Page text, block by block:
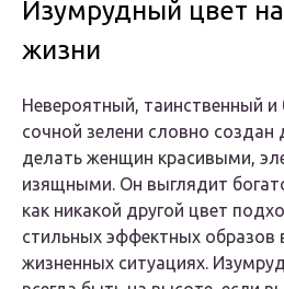
Изумрудный цвет на
жизни
Невероятный, таинственный
сочной зелени словно создан
делать женщин красивыми,
изящными. Он выглядит
как никакой другой цвет
стильных эффектных образов
жизненных ситуациях.